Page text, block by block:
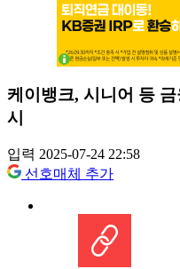
케이뱅크, 시니어 등
시
입력 2025-07-24 22:58
선호매체 추가